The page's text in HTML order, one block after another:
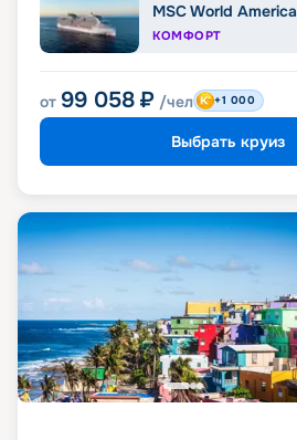
MSC World America
КОМФОРТ
от 99 058 ₽ /чел +1 000
Выбрать круиз